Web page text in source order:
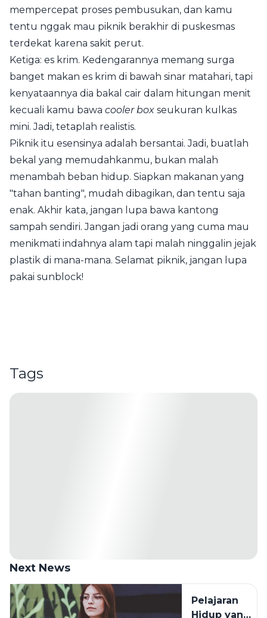
mempercepat proses pembusukan, dan kamu
tentu nggak mau piknik berakhir di puskesmas
terdekat karena sakit perut.
Ketiga: es krim. Kedengarannya memang surga
banget makan es krim di bawah sinar matahari, tapi
kenyataannya dia bakal cair dalam hitungan menit
kecuali kamu bawa cooler box seukuran kulkas
mini. Jadi, tetaplah realistis.
Piknik itu esensinya adalah bersantai. Jadi, buatlah
bekal yang memudahkanmu, bukan malah
menambah beban hidup. Siapkan makanan yang
"tahan banting", mudah dibagikan, dan tentu saja
enak. Akhir kata, jangan lupa bawa kantong
sampah sendiri. Jangan jadi orang yang cuma mau
menikmati indahnya alam tapi malah ninggalin jejak
plastik di mana-mana. Selamat piknik, jangan lupa
pakai sunblock!
Tags
Next News
Pelajaran
Hidup yang